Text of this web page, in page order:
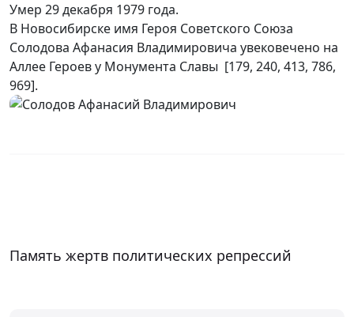
Умер 29 декабря 1979 года.
В Новосибирске имя Героя Советского Союза
Солодова Афанасия Владимировича увековечено на
Аллее Героев у Монумента Славы [179, 240, 413, 786,
969].Герой Советского Союза
Память жертв политических репрессий